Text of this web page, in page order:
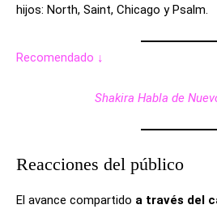
hijos: North, Saint, Chicago y Psalm.
Recomendado ↓
Shakira Habla de
Reacciones del público
El avance compartido a través del